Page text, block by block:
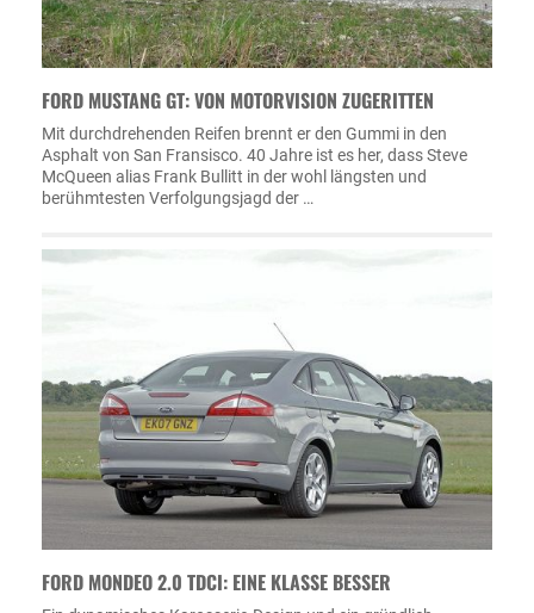
FORD MUSTANG GT: VON MOTORVISION ZUGERITTEN
Mit durchdrehenden Reifen brennt er den Gummi in den
Asphalt von San Fransisco. 40 Jahre ist es her, dass Steve
McQueen alias Frank Bullitt in der wohl längsten und
berühmtesten Verfolgungsjagd der …
FORD MONDEO 2.0 TDCI: EINE KLASSE BESSER